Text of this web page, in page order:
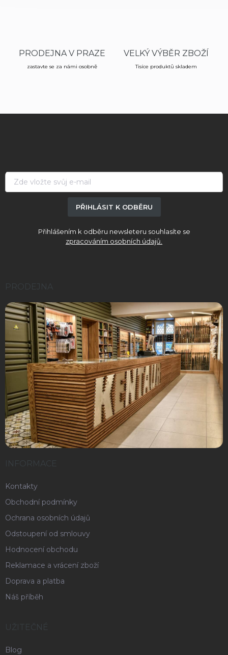
PRODEJNA V PRAZE
zastavte se za námi osobně
VELKÝ VÝBĚR ZBOŽÍ
Tisíce produktů skladem
PŘIHLÁSIT K ODBĚRU
Přihlášením k odběru newsleteru souhlasíte se
zpracováním osobních údajů.
PRODEJNA
INFORMACE
Kontakty
Obchodní podmínky
Ochrana osobních údajů
Odstoupení od smlouvy
Hodnocení obchodu
Reklamace a vrácení zboží
Doprava a platba
Náš příběh
UŽITEČNÉ
Blog